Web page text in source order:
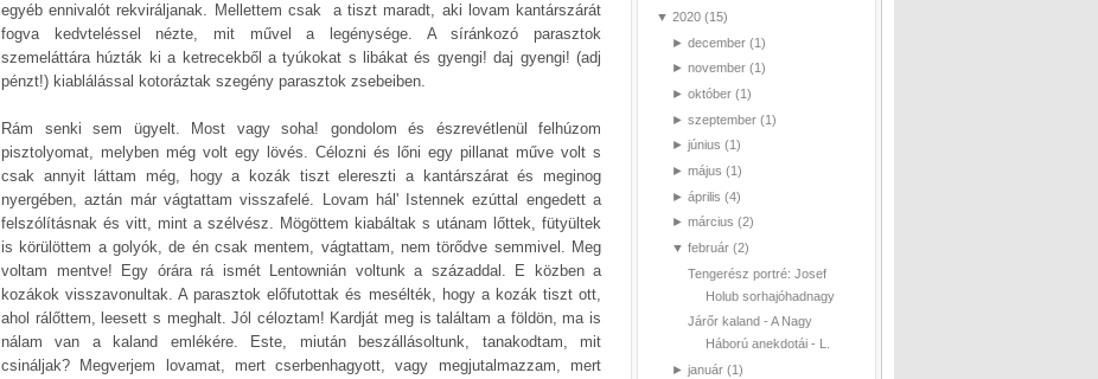
egyéb ennivalót rekviráljanak. Mellettem csak a tiszt maradt, aki lovam kantárszárát
fogva kedvteléssel nézte, mit művel a legénysége. A síránkozó parasztok
szemeláttára húzták ki a ketrecekből a tyúkokat s libákat és gyengi! daj gyengi! (adj
pénzt!) kiablálással kotoráztak szegény parasztok zsebeiben.
Rám senki sem ügyelt. Most vagy soha! gondolom és észrevétlenül felhúzom
pisztolyomat, melyben még volt egy lövés. Célozni és lőni egy pillanat műve volt s
csak annyit láttam még, hogy a kozák tiszt elereszti a kantárszárat és meginog
nyergében, aztán már vágtattam visszafelé. Lovam hál' Istennek ezúttal engedett a
felszólításnak és vitt, mint a szélvész. Mögöttem kiabáltak s utánam lőttek, fütyültek
is körülöttem a golyók, de én csak mentem, vágtattam, nem törődve semmivel. Meg
voltam mentve! Egy órára rá ismét Lentownián voltunk a századdal. E közben a
kozákok visszavonultak. A parasztok előfutottak és mesélték, hogy a kozák tiszt ott,
ahol rálőttem, leesett s meghalt. Jól céloztam! Kardját meg is találtam a földön, ma is
nálam van a kaland emlékére. Este, miután beszállásoltunk, tanakodtam, mit
csináljak? Megverjem lovamat, mert cserbenhagyott, vagy megjutalmazzam, mert
▼ 2020 (15)
► december (1)
► november (1)
► október (1)
► szeptember (1)
► június (1)
► május (1)
► április (4)
► március (2)
▼ február (2)
Tengerész portré: Josef
Holub sorhajóhadnagy
Járőr kaland - A Nagy
Háború anekdotái - L.
► január (1)